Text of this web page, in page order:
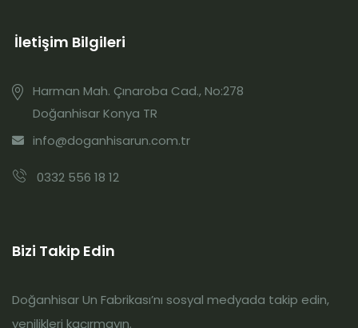
İletişim Bilgileri
Harman Mah. Çınaroba Cad., No:278
Doğanhisar Konya TR
info@doganhisarun.com.tr
0332 556 18 12
Bizi Takip Edin
Doğanhisar Un Fabrikası’nı sosyal medyada takip edin,
yenilikleri kaçırmayın.